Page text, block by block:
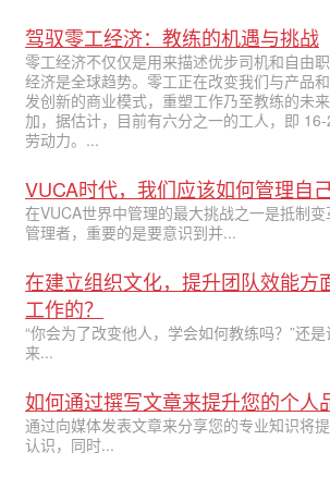
驾驭零工经济：教练的机遇与挑战
零工经济不仅仅是用来描述优步司机和自由
经济是全球趋势。零工正在改变我们与产品
发创新的商业模式，重塑工作乃至教练的未
加，据估计，目前有六分之一的工人，即
劳动力。...
VUCA时代，我们应该如何管理自
在VUCA世界中管理的最大挑战之一是抵制
管理者，重要的是要意识到并...
在建立组织文化，提升团队效能方
工作的？
“你会为了改变他人，学会如何教练吗？”还
来...
如何通过撰写文章来提升您的个人
通过向媒体发表文章来分享您的专业知识将
认识，同时...